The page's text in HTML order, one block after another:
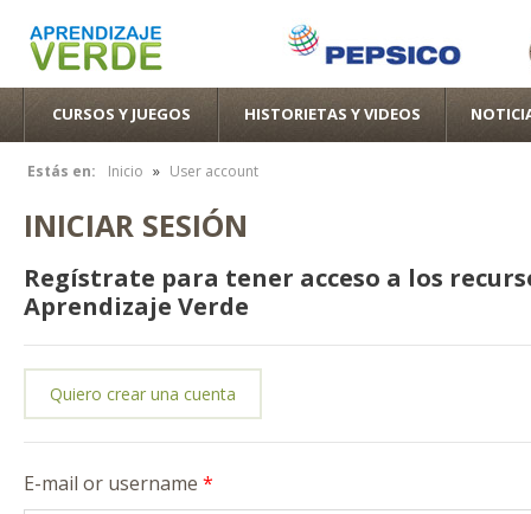
CURSOS Y JUEGOS HISTORIETAS Y VIDEOS
Estás en:
Se encuentra usted aquí
Inicio » User account
INICIAR SESIÓN
Regístrate para tener acceso a los
Aprendizaje Verde
Quiero crear una cuenta
E-mail or username *